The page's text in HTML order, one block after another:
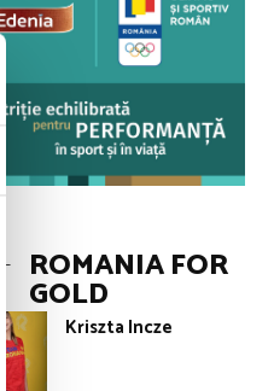
ROMANIA FOR
GOLD
Kriszta Incze